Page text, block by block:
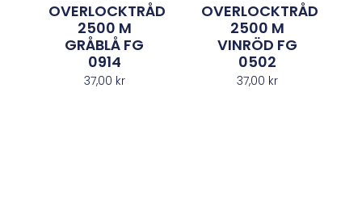
OVERLOCKTRÅD
2500 M
GRÅBLÅ FG
0914
37,00 kr
OVERLOCKTRÅD
2500 M
VINRÖD FG
0502
37,00 kr